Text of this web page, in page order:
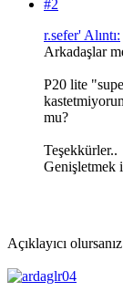
#2
r.sefer' Alıntı:
Arkadaşlar
P20 lite
mu?
Teşekkürler..
Genişletmek
Açıklayıcı